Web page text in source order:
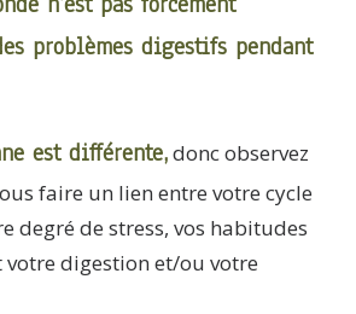
problèmes digestifs pendant
est différente,donc observez
faire un lien entre votre cycle
degré de stress, vos habitudes
digestion et/ou votre